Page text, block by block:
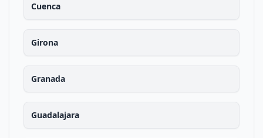
Cuenca
Girona
Granada
Guadalajara